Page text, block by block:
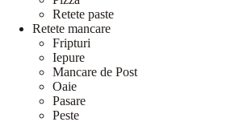
Retete paste
Retete mancare
Fripturi
Iepure
Mancare de Post
Oaie
Pasare
Peste